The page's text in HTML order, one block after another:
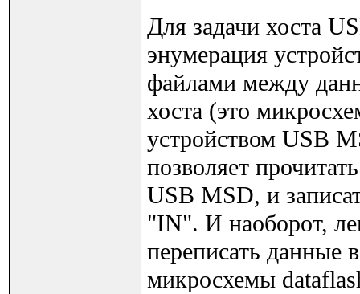
Для задачи хоста
энумерация
файлами между
хоста (это
устройством USB
позволяет
USB MSD, и
"IN". И наоборот,
переписать данные
микросхемы